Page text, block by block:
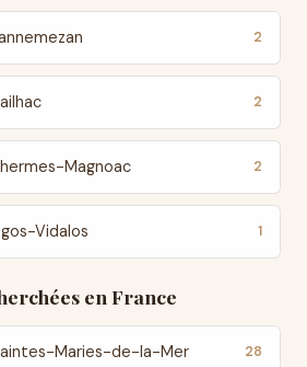
2
2
Magnoac 2
Vidalos 1
en France
Maries-de-la-Mer 28